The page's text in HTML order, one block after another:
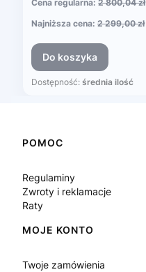
Cena regularna: 2 800,04 zł
Najniższa cena: 2 299,00 zł
Do koszyka
Dostępność: średnia ilość
Linki w stopce
POMOC
Regulaminy
Zwroty i reklamacje
Raty
MOJE KONTO
Twoje zamówienia